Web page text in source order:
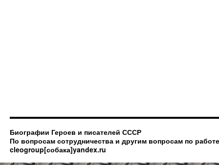
Биографии Героев и писателей СССР
По вопросам сотрудничества и другим вопросам по
cleogroup[собака]yandex.ru